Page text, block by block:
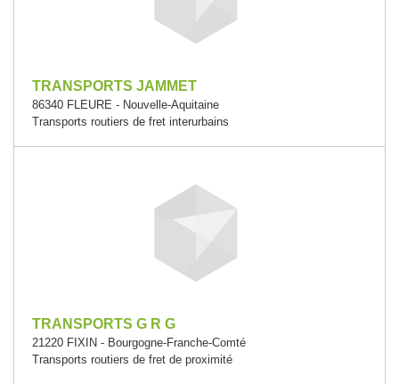
TRANSPORTS JAMMET
86340 FLEURE - Nouvelle-Aquitaine
Transports routiers de fret interurbains
TRANSPORTS G R G
21220 FIXIN - Bourgogne-Franche-Comté
Transports routiers de fret de proximité